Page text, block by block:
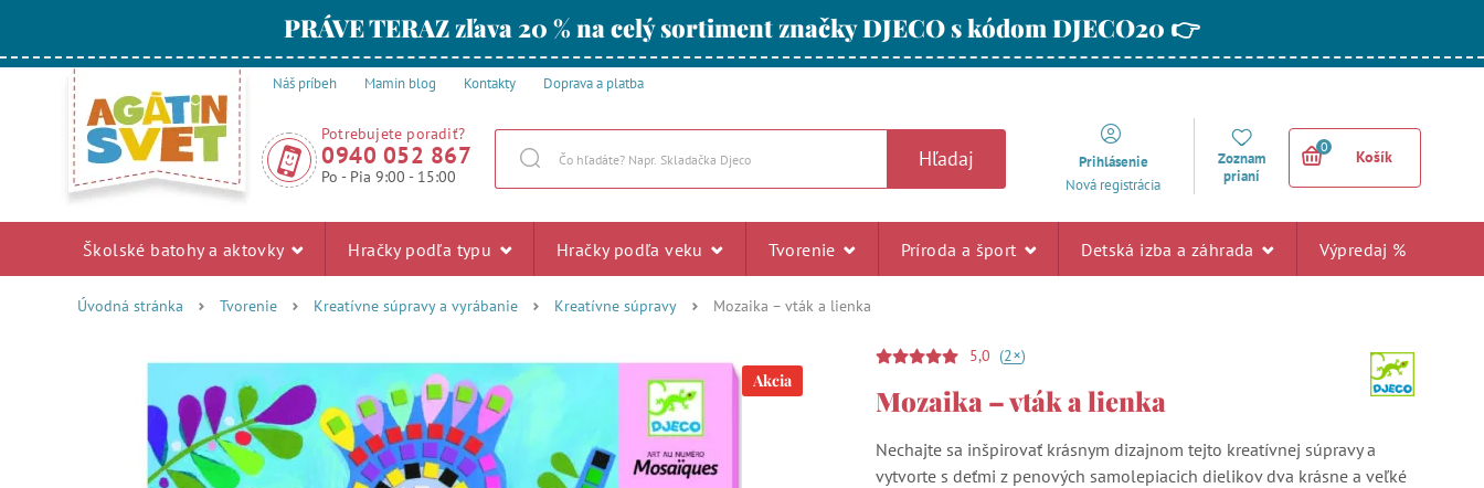
PRÁVE TERAZ zľava 20 % na celý sortiment značky DJECO s kódom DJECO20 👉
Náš príbeh Mamin blog Kontakty Doprava a platba
Potrebujete poradiť?
0940 052 867
Po - Pia 9:00 - 15:00
Hľadaj
Prihlásenie
Nová registrácia
Zoznam
prianí
0
Košík
Školské batohy a aktovky Hračky podľa typu Hračky podľa veku Tvorenie Príroda a šport Detská izba a záhrada Výpredaj %
Úvodná stránka Tvorenie Kreatívne súpravy a vyrábanie Kreatívne súpravy Mozaika – vták a lienka
Akcia
5,0 (2+)
Mozaika – vták a lienka
Nechajte sa inšpirovať krásnym dizajnom tejto kreatívnej súpravy a
vytvorte s deťmi z penových samolepiacich dielikov dva krásne a veľké